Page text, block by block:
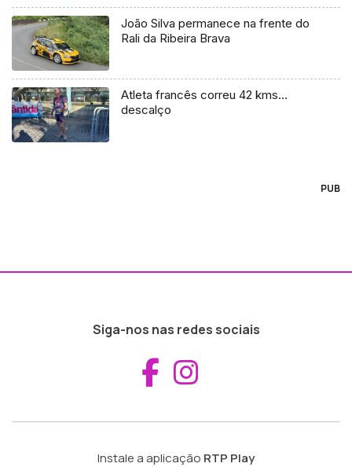
João Silva permanece na frente do
Rali da Ribeira Brava
Atleta francês correu 42 kms…
descalço
PUB
Siga-nos nas redes sociais
Aceder ao
Instale a aplicação RTP Play